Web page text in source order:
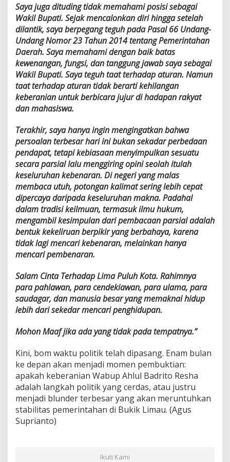
Saya juga dituding tidak memahami posisi sebagai
Wakil Bupati. Sejak mencalonkan diri hingga setelah
dilantik, saya berpegang teguh pada Pasal 66 Undang-
Undang Nomor 23 Tahun 2014 tentang Pemerintahan
Daerah. Saya memahami dengan baik batas
kewenangan, fungsi, dan tanggung jawab saya sebagai
Wakil Bupati. Saya teguh taat terhadap aturan. Namun
taat terhadap aturan tidak berarti kehilangan
keberanian untuk berbicara jujur di hadapan rakyat
dan mahasiswa.
Terakhir, saya hanya ingin mengingatkan bahwa
persoalan terbesar hari ini bukan sekadar perbedaan
pendapat, tetapi kebiasaan menyimpulkan sesuatu
secara parsial lalu menggiring opini seolah itulah
keseluruhan kebenaran. Di negeri yang malas
membaca utuh, potongan kalimat sering lebih cepat
dipercaya daripada keseluruhan makna. Padahal
dalam tradisi keilmuan, termasuk ilmu hukum,
mengambil kesimpulan dari pembacaan parsial adalah
bentuk kekeliruan berpikir yang berbahaya, karena
tidak lagi mencari kebenaran, melainkan hanya
mencari pembenaran.
Salam Cinta Terhadap Lima Puluh Kota. Rahimnya
para pahlawan, para cendekiawan, para ulama, para
saudagar, dan manusia besar yang memaknai hidup
lebih dari sekedar mencari penghidupan.
Mohon Maaf jika ada yang tidak pada tempatnya.”
Kini, bom waktu politik telah dipasang. Enam bulan
ke depan akan menjadi momen pembuktian:
apakah keberanian Wabup Ahlul Badrito Resha
adalah langkah politik yang cerdas, atau justru
menjadi blunder terbesar yang akan meruntuhkan
stabilitas pemerintahan di Bukik Limau. (Agus
Suprianto)
Ikuti Kami